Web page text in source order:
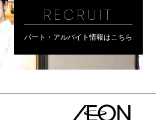
RECRUIT
パート・アルバイト情報はこちら